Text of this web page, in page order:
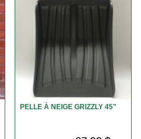
PELLE À NEIGE GRIZZLY 45"